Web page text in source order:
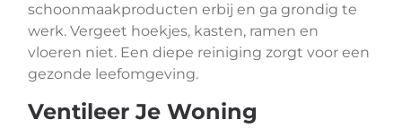
schoonmaakproducten erbij en ga grondig te
werk. Vergeet hoekjes, kasten, ramen en
vloeren niet. Een diepe reiniging zorgt voor een
gezonde leefomgeving.
Ventileer Je Woning